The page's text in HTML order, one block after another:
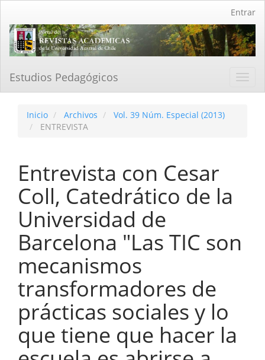
Contenido
principal
Barra
Entrar
Estudios Pedagógicos
Inicio Archivos
Vol. 39 Núm. Especial (2013)
ENTREVISTA
Entrevista con Cesar
Coll, Catedrático de la
Universidad de
Barcelona "Las TIC son
mecanismos
transformadores de
prácticas sociales y lo
que tiene que hacer la